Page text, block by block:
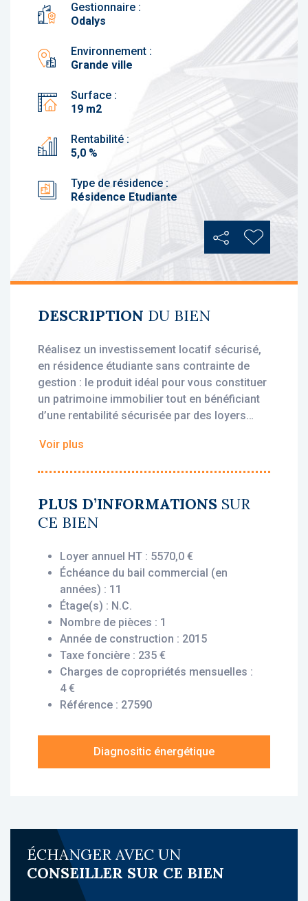
Gestionnaire :
Odalys
Environnement :
Grande ville
Surface :
19 m2
Rentabilité :
5,0 %
Type de résidence :
Résidence Etudiante
PartagerAjouter
DESCRIPTION DU BIEN
Réalisez un investissement locatif sécurisé,
en résidence étudiante sans contrainte de
gestion : le produit idéal pour vous constituer
un patrimoine immobilier tout en bénéficiant
d’une rentabilité sécurisée par des loyers
• Gestionnaire : Odalys
Vous bénéficiez du statut fiscal LMNP
d’impôt sur vos revenus locatifs. Le bien est
exploité par un gestionnaire professionnel
(Odalys), engagé par un bail commercial,
vous assurant le versement des loyers dès
l’acquisition, que le logement soit loué ou
Description du bien :
Ce Studio situé au 4ème étage offre un
agencement fonctionnel et optimisé : une
d'eau avec wc.
Rueil-Malmaison, à proximité des
établissements d’enseignement supérieur,
commerces et transports. Elle accueille une
clientèle étudiante et propose des
hébergements meublés avec services para-
Voir plus
PLUS D’INFORMATIONS SUR
CE BIEN
Loyer annuel HT : 5570,0 €
Échéance du bail commercial (en
années) : 11
Étage(s) : N.C.
Nombre de pièces : 1
Année de construction : 2015
Taxe foncière : 235 €
Charges de copropriétés mensuelles :
4 €
Référence : 27590
Diagnositic énergétique
ÉCHANGER AVEC UN
CONSEILLER SUR CE BIEN